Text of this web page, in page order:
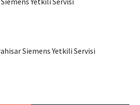
Siemens Yetkili Servisi